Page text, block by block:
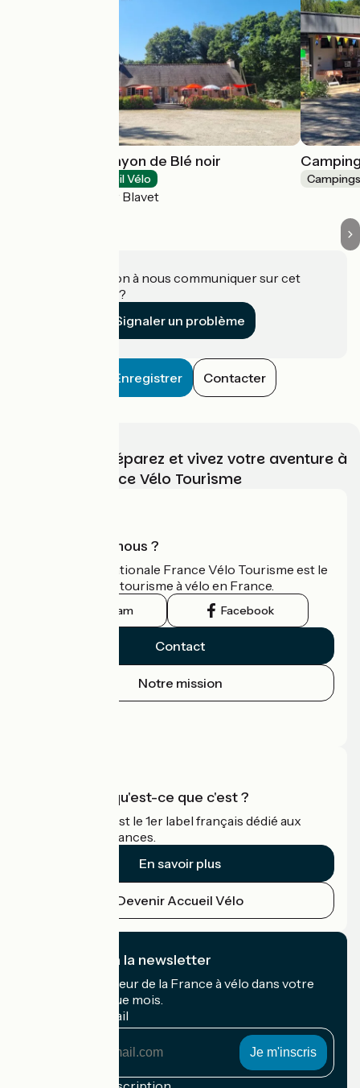
Camping - Un rayon de Blé noir
Accueil Vélo
Bon Repos sur Blavet
Une information à nous communiquer sur cet
établissement ?
Signaler un problème
Enregistrer Contacter
Choisissez, préparez et vivez votre aventure à
vélo avec France Vélo Tourisme
Qui sommes-nous ?
L'association nationale France Vélo Tourisme est le
guide officiel du tourisme à vélo en France.
Instagram Facebook
Contact
Notre mission
Accueil Vélo qu'est-ce que c'est ?
Accueil Vélo c'est le 1er label français dédié aux
cyclistes en vacances.
En savoir plus
Devenir Accueil Vélo
Je m'abonne à la newsletter
Recevez le meilleur de la France à vélo dans votre
boîte mail chaque mois.
Mon adresse mail